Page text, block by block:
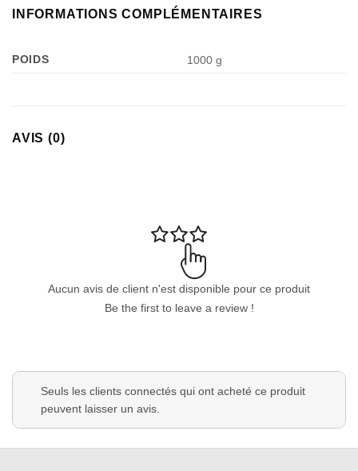
INFORMATIONS COMPLÉMENTAIRES
POIDS 1000 g
AVIS (0)
Aucun avis de client n'est disponible pour ce produit
Be the first to leave a review !
Seuls les clients connectés qui ont acheté ce produit
peuvent laisser un avis.